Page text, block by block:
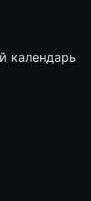
календарь